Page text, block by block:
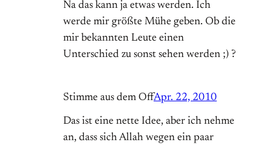
Na das kann ja etwas werden. Ich
werde mir größte Mühe geben. Ob die
mir bekannten Leute einen
Unterschied zu sonst sehen werden ;) ?
Stimme aus dem OffApr. 22, 2010
Das ist eine nette Idee, aber ich nehme
an, dass sich Allah wegen ein paar